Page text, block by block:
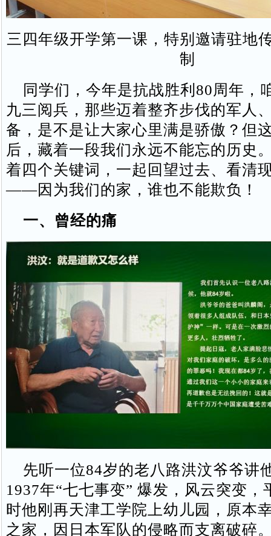
三四年级开学第一课，特别邀请驻地
制
同学们，今年是抗战胜利80周年，
九三阅兵，那些迈着整齐步伐的军人
备，是不是让大家心里满是骄傲？但
后，藏着一段我们永远不能忘的历史
着四个关键词，一起回望过去、看清
——因为我们的家，谁也不能欺负！
一、曾经的痛
先听一位84岁的老八路洪汶爷爷讲
1937年“七七事变” 爆发，风云突变，
时他刚再天津工学院上幼儿园，原本
之家，因日本军队的侵略而支离破碎